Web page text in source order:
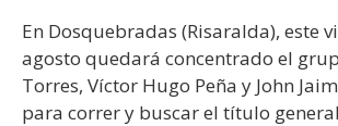
En Dosquebradas (Risaralda), este
agosto quedará concentrado el
Torres, Víctor Hugo Peña y John
para correr y buscar el título